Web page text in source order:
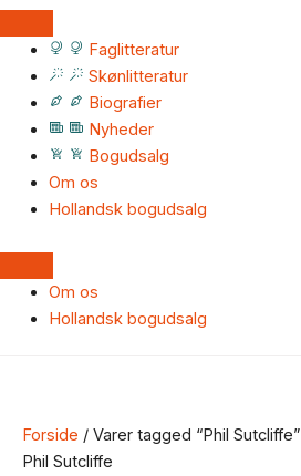
Faglitteratur
Skønlitteratur
Biografier
Nyheder
Bogudsalg
Om os
Hollandsk bogudsalg
Om os
Hollandsk bogudsalg
Forside / Varer tagged “Phil Sutcliffe”
Phil Sutcliffe